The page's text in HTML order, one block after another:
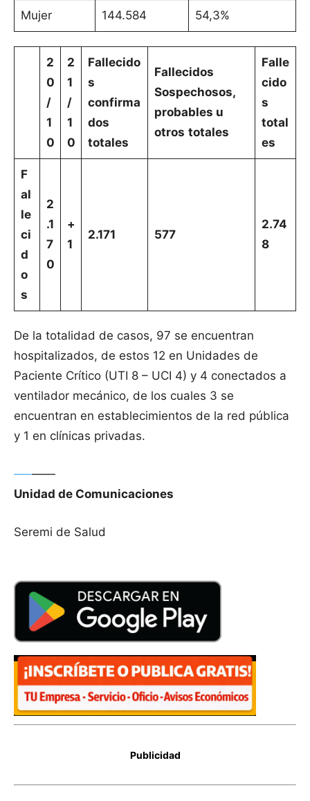
Mujer 144.584 54,3%
2
0
/
1
0
2
1
/
1
0
Fallecido
s
confirma
dos
totales
Fallecidos
Sospechosos,
probables u
otros totales
Falle
cido
s
total
es
F
al
le
ci
d
o
s
2
.1
7
0
+
1
2.171 577
2.74
8
De la totalidad de casos, 97 se encuentran
hospitalizados, de estos 12 en Unidades de
Paciente Crítico (UTI 8 – UCI 4) y 4 conectados a
ventilador mecánico, de los cuales 3 se
encuentran en establecimientos de la red pública
y 1 en clínicas privadas.
—–——
Unidad de Comunicaciones
Seremi de Salud
Publicidad